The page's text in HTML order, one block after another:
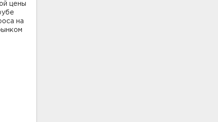
цены
на